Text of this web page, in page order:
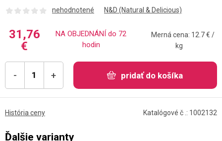
nehodnotené N&D (Natural & Delicious)
31,76
€
NA OBJEDNÁNÍ do 72
hodin
Merná cena: 12.7 € /
kg
- + pridať do košíka
História ceny Katalógové č .: 1002132
Ďalšie varianty